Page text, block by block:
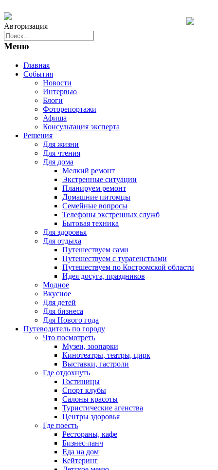
Авторизация
Меню
Главная
События
Новости
Интервью
Блоги
Фоторепортажи
Афиша
Консультация эксперта
Решения
Для жизни
Для чтения
Для дома
Мелкий ремонт
Экстренные ситуации
Планируем ремонт
Домашние питомцы
Семейные вопросы
Телефоны экстренных служб
Бытовая техника
Для здоровья
Для отдыха
Путешествуем сами
Путешествуем с турагенствами
Путешествуем по Костромской области
Идея досуга, праздников
Модное
Вкусное
Для детей
Для бизнеса
Для Нового года
Путеводитель по городу
Что посмотреть
Музеи, зоопарки
Кинотеатры, театры, цирк
Выставки, гастроли
Где отдохнуть
Гостиницы
Спорт клубы
Салоны красоты
Туристические агенства
Центры здоровья
Где поесть
Рестораны, кафе
Бизнес-ланч
Еда на дом
Кейтеринг